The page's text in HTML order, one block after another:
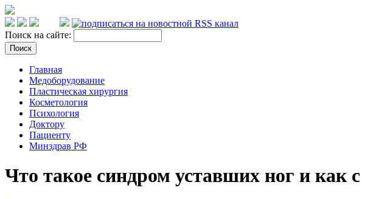
Поиск на сайте:
Главная
Медоборудование
Пластическая хирургия
Косметология
Психология
Доктору
Пациенту
Минздрав РФ
Что такое синдром уставших ног и как